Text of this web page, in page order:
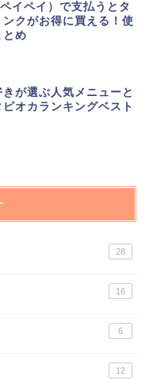
イペイ）で支払うとタ
ンクがお得に買える！使
とめ
が選ぶ人気メニューと
オカランキングベスト
28
16
6
12